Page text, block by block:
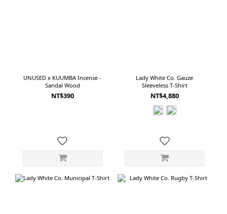
最寬鬆、最有份量，也希望牛仔褲直接成為穿搭主角，則可以選擇 YOKO
SAKAMOTO。 看起來相似，穿起來完全不同淺藍牛仔褲的魅力，在於它看起來
簡單，實際上卻能透過剪裁與布料呈現完全不同的性格。Painter Pants 保留工作
喜歡什麼樣的比例，以及希望牛仔褲在穿搭裡扮演什麼角色。有時候是一條不需
要思考、每天都能穿的褲子；有時候則是只要搭配簡單上衣，就足以完成整套造
Style。
UNUSED x KUUMBA Incense -
Sandal Wood
NT$390
Lady White Co. Gauze
Sleeveless T-Shirt
NT$4,880